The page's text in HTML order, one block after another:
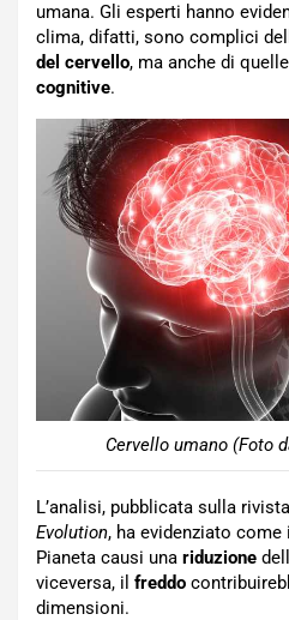
umana. Gli esperti hanno
clima, difatti, sono complici
del cervello, ma anche di
cognitive.
Cervello umano (Foto
L’analisi, pubblicata sulla rivista
Evolution, ha evidenziato
Pianeta causi una riduzione
viceversa, il freddo
dimensioni.